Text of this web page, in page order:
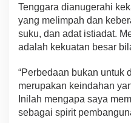
Tenggara dianugerahi
yang melimpah dan
suku, dan adat istiadat.
adalah kekuatan besar
“Perbedaan bukan untuk
merupakan keindahan
Inilah mengapa saya
sebagai spirit